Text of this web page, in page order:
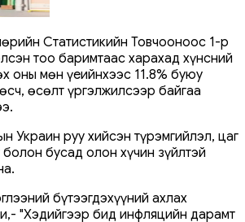
Статистикийн Товчооноос 1-р
тоо баримтаас харахад хүнсний
оны мөн үеийнхээс 11.8% буюу
өсөлт үргэлжилсээр байгаа
Украин руу хийсэн түрэмгийлэл, цаг
болон бусад олон хүчин зүйлтэй
бүтээгдэхүүний ахлах
"Хэдийгээр бид инфляцийн дарамт